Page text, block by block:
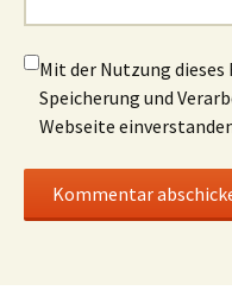
Mit der Nutzung
Speicherung und
Webseite